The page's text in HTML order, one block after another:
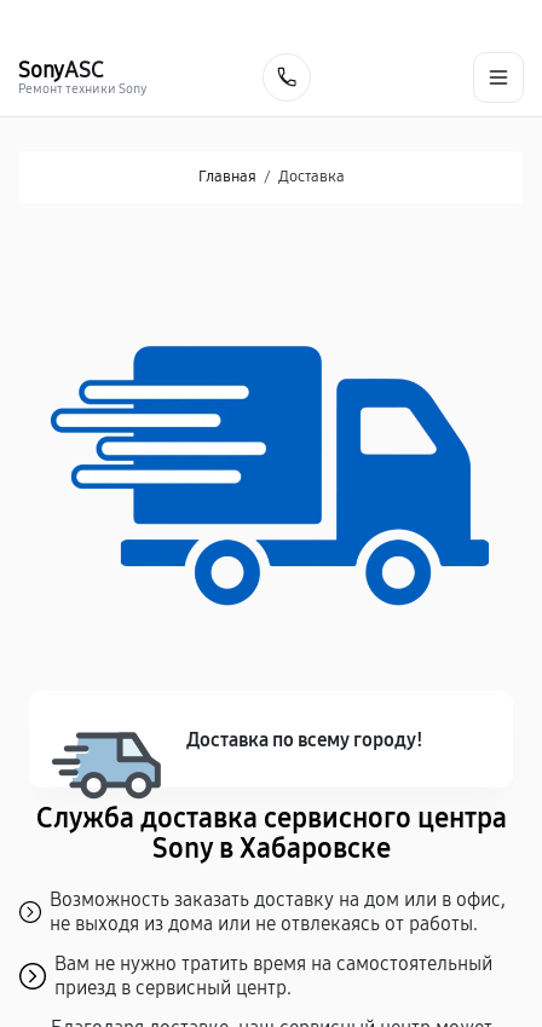
SonyASC
Ремонт техники Sony
Главная / Доставка
Служба доставка сервисного центра
Sony в Хабаровске
Возможность заказать доставку на дом или в офис,
не выходя из дома или не отвлекаясь от работы.
Вам не нужно тратить время на самостоятельный
приезд в сервисный центр.
Доставка по всему городу!